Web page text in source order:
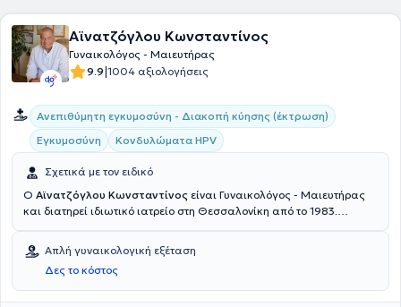
Αϊνατζόγλου Κωνσταντίνος
Γυναικολόγος - Μαιευτήρας
9.9|1004 αξιολογήσεις
Ανεπιθύμητη εγκυμοσύνη - Διακοπή κύησης (έκτρωση)
Εγκυμοσύνη
Κονδυλώματα HPV
Σχετικά με τον ειδικό
O Αϊνατζόγλου Κωνσταντίνος είναι Γυναικολόγος - Μαιευτήρας
και διατηρεί ιδιωτικό ιατρείο στη Θεσσαλονίκη από το 1983.
Πανεπιστημίου Θεσσαλονίκης και ειδικεύτηκε στη Μαιευτική -
Γυναικολογία στο Γενικό Νοσοκομείο Δράμας και στη Β’ Μαιευτική
Γυναικολογική Κλινική του Γενικού Νοσοκομείου Θεσσαλονίκης
“Ιπποκράτειο”. Εργάστηκε ως επιστημονικός συνεργάτης στη Β’
Απλή γυναικολογική εξέταση
Δες το κόστος